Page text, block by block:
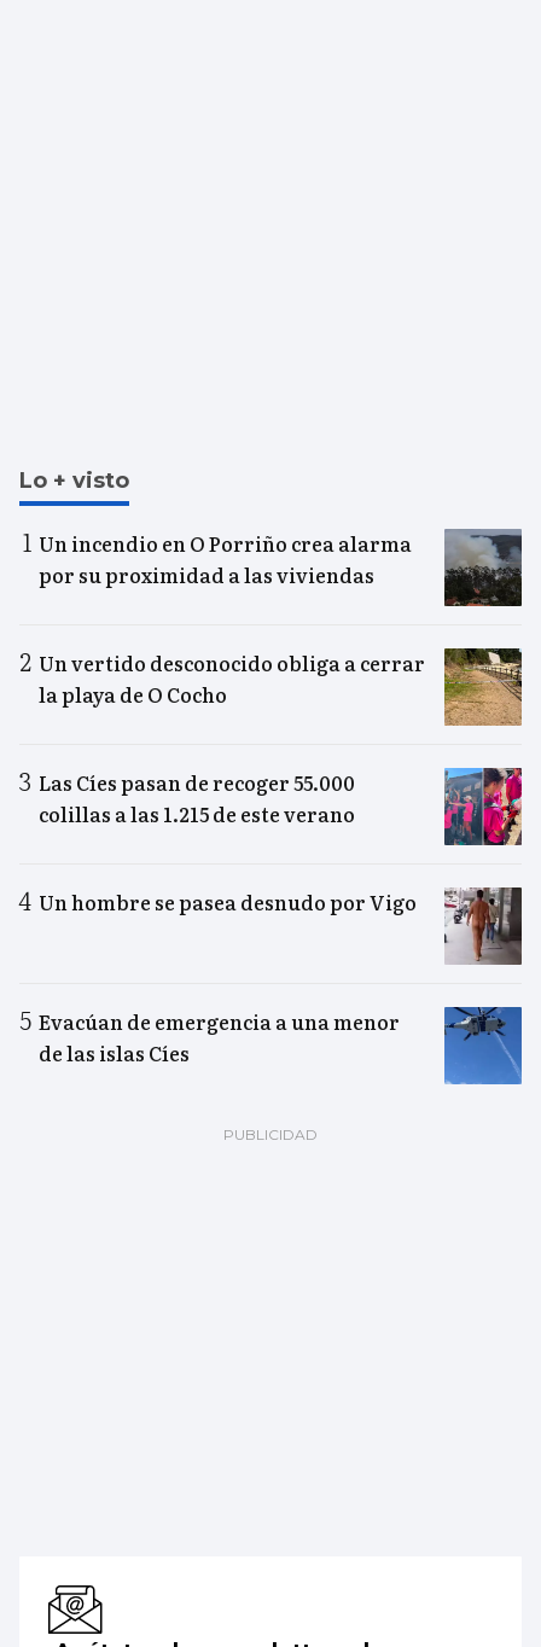
Lo + visto
Un incendio en O Porriño crea alarma
por su proximidad a las viviendas
Un vertido desconocido obliga a cerrar
la playa de O Cocho
Las Cíes pasan de recoger 55.000
colillas a las 1.215 de este verano
Un hombre se pasea desnudo por Vigo
Evacúan de emergencia a una menor
de las islas Cíes